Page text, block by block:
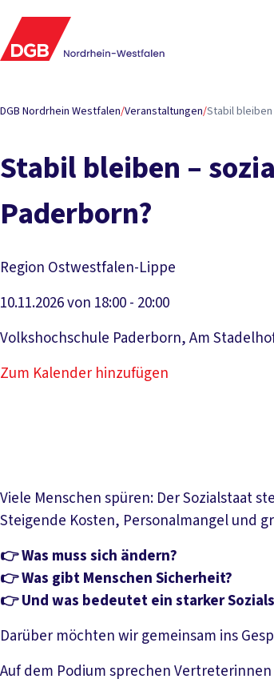
DGB Nordrhein Westfalen/Veranstaltungen/Stabil
Stabil bleiben –
Paderborn?
Region Ostwestfalen-Lippe
10.11.2026 von 18:00 - 20:00
Volkshochschule Paderborn, Am
Zum Kalender hinzufügen
Viele Menschen spüren: Der Sozialstaat
Steigende Kosten, Personalmangel und
👉 Was muss sich ändern?
👉 Was gibt Menschen Sicherheit?
👉 Und was bedeutet ein starker
Darüber möchten wir gemeinsam ins
Auf dem Podium sprechen